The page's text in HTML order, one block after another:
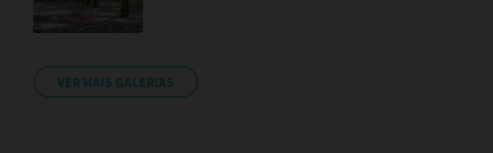
VER MAIS GALERIAS